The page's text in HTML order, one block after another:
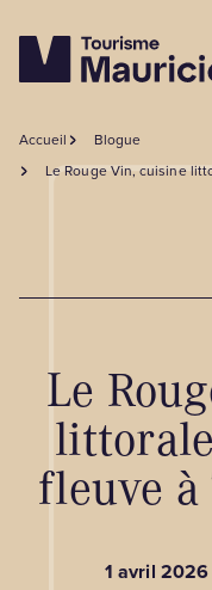
Quoi faire
L'été en
Accueil
Blogue
Le Rouge Vin, cuisine
Le
fleuve
1 avril 2026